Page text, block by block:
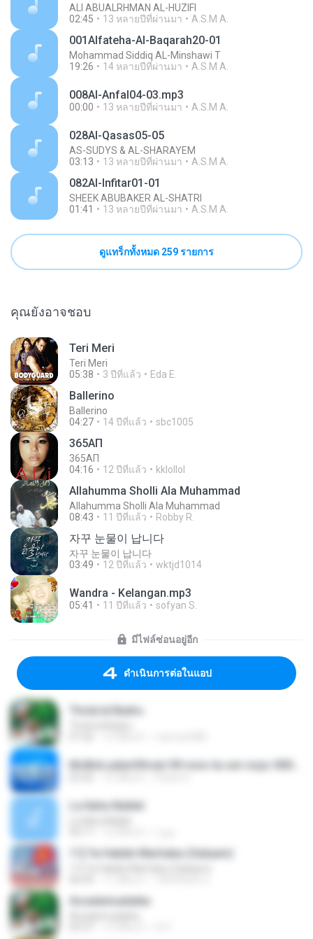
ALI ABUALRHMAN AL-HUZIFI
02:45
13 หลายปีที่ผ่านมา A.S.M A.
001Alfateha-Al-Baqarah20-01
Mohammad Siddiq AL-Minshawi T
19:26
14 หลายปีที่ผ่านมา A.S.M A.
008Al-Anfal04-03.mp3
00:00 13 หลายปีที่ผ่านมา A.S.M A.
028Al-Qasas05-05
AS-SUDYS & AL-SHARAYEM
03:13
13 หลายปีที่ผ่านมา A.S.M A.
082Al-Infitar01-01
SHEEK ABUBAKER AL-SHATRI
01:41
13 หลายปีที่ผ่านมา A.S.M A.
ดูแทร็กทั้งหมด 259 รายการ
คุณยังอาจชอบ
Teri Meri
Teri Meri
05:38
3 ปีที่แล้ว Eda E.
Ballerino
Ballerino
04:27
14 ปีที่แล้ว sbc1005
365АП
365АП
04:16
12 ปีที่แล้ว kklollol
Allahumma Sholli Ala Muhammad
Allahumma Sholli Ala Muhammad
08:43
11 ปีที่แล้ว Robby R.
자꾸 눈물이 납니다
자꾸 눈물이 납니다
03:49
12 ปีที่แล้ว wktjd1014
Wandra - Kelangan.mp3
05:41 11 ปีที่แล้ว sofyan S.
มีไฟล์ซ่อนอยู่อีก
ดำเนินการต่อในแอป
Thola'al Badru
La Ilaha Illallah
11] Ya Habibi Marhaba (Salaam)
Assalamualaika